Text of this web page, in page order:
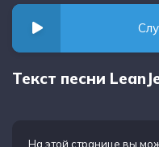
Текст песни
На этой странице вы